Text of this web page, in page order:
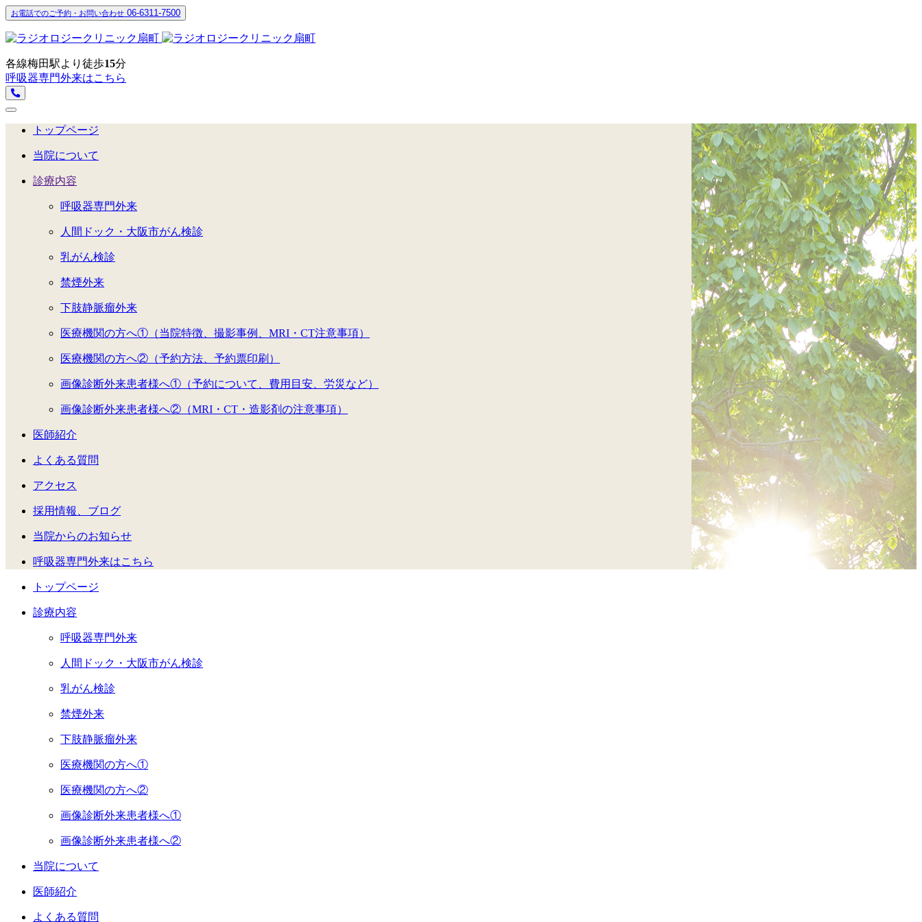
お電話でのご予約・お問い合わせ 06-6311-7500
各線梅田駅より徒歩15分
呼吸器専門外来はこちら
トップページ
当院について
診療内容
呼吸器専門外来
人間ドック・大阪市がん検診
乳がん検診
禁煙外来
下肢静脈瘤外来
医療機関の方へ①（当院特徴、撮影事例、MRI・CT注意事項）
医療機関の方へ②（予約方法、予約票印刷）
画像診断外来患者様へ①（予約について、費用目安、労災など）
画像診断外来患者様へ②（MRI・CT・造影剤の注意事項）
医師紹介
よくある質問
アクセス
採用情報、ブログ
当院からのお知らせ
呼吸器専門外来はこちら
トップページ
診療内容
呼吸器専門外来
人間ドック・大阪市がん検診
乳がん検診
禁煙外来
下肢静脈瘤外来
医療機関の方へ①
医療機関の方へ②
画像診断外来患者様へ①
画像診断外来患者様へ②
当院について
医師紹介
よくある質問